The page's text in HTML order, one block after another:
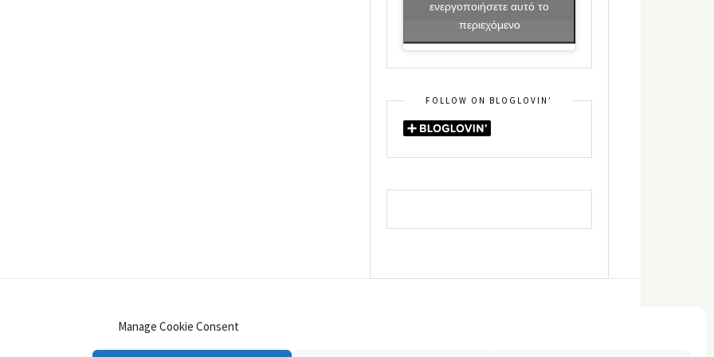
Manage Cookie Consent
ενεργοποιήσετε αυτό το
περιεχόμενο
FOLLOW ON BLOGLOVIN’